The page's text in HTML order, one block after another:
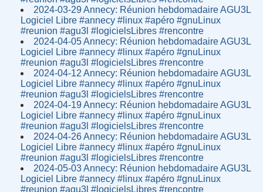
2024-03-29 Annecy: Réunion hebdomadaire AGU3L
Logiciel Libre #annecy #linux #apéro #gnuLinux
#reunion #agu3l #logicielsLibres #rencontre
2024-04-05 Annecy: Réunion hebdomadaire AGU3L
Logiciel Libre #annecy #linux #apéro #gnuLinux
#reunion #agu3l #logicielsLibres #rencontre
2024-04-12 Annecy: Réunion hebdomadaire AGU3L
Logiciel Libre #annecy #linux #apéro #gnuLinux
#reunion #agu3l #logicielsLibres #rencontre
2024-04-19 Annecy: Réunion hebdomadaire AGU3L
Logiciel Libre #annecy #linux #apéro #gnuLinux
#reunion #agu3l #logicielsLibres #rencontre
2024-04-26 Annecy: Réunion hebdomadaire AGU3L
Logiciel Libre #annecy #linux #apéro #gnuLinux
#reunion #agu3l #logicielsLibres #rencontre
2024-05-03 Annecy: Réunion hebdomadaire AGU3L
Logiciel Libre #annecy #linux #apéro #gnuLinux
#reunion #agu3l #logicielsLibres #rencontre